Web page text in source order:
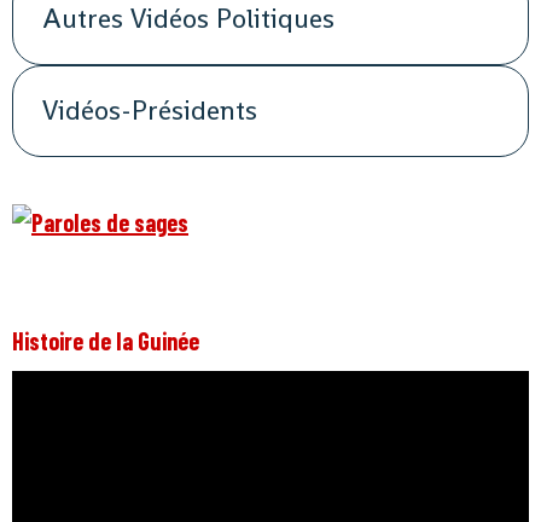
Autres Vidéos Politiques
Vidéos-Présidents
Histoire de la Guinée